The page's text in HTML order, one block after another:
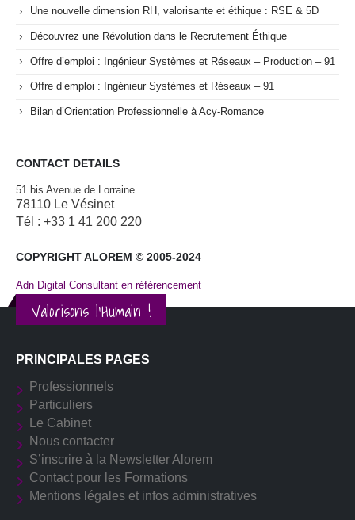
Une nouvelle dimension RH, valorisante et éthique : RSE & 5D
Découvrez une Révolution dans le Recrutement Éthique
Offre d’emploi : Ingénieur Systèmes et Réseaux – Production – 91
Offre d’emploi : Ingénieur Systèmes et Réseaux – 91
Bilan d’Orientation Professionnelle à Acy-Romance
CONTACT DETAILS
51 bis Avenue de Lorraine
78110 Le Vésinet
Tél : +33 1 41 200 220
COPYRIGHT ALOREM © 2005-2024
Adn Digital Consultant en référencement
Valorisons l'Humain !
PRINCIPALES PAGES
Professionnels
Particuliers
Le Cabinet
Nous contacter
S’inscrire à la Newsletter Alorem
Contact pour les Formations
Mentions légales et infos administratives